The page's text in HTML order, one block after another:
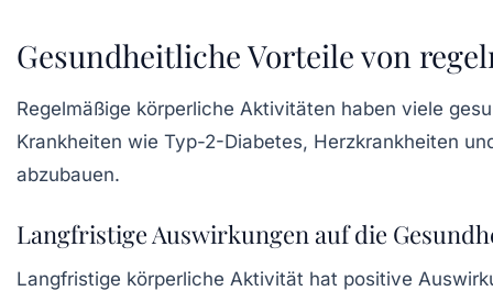
Gesundheitliche Vorteile von
Regelmäßige körperliche Aktivitäten haben viele
Krankheiten wie Typ-2-Diabetes, Herzkrankheiten
abzubauen.
Langfristige Auswirkungen auf die
Langfristige körperliche Aktivität hat positive